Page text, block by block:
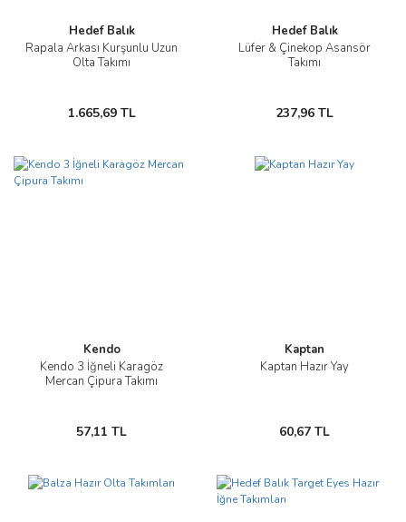
Hedef Balık
Rapala Arkası Kurşunlu Uzun
Olta Takımı
1.665,69 TL
Hedef Balık
Lüfer & Çinekop Asansör
Takımı
237,96 TL
Kendo
Kendo 3 İğneli Karagöz
Mercan Çipura Takımı
57,11 TL
Kaptan
Kaptan Hazır Yay
60,67 TL